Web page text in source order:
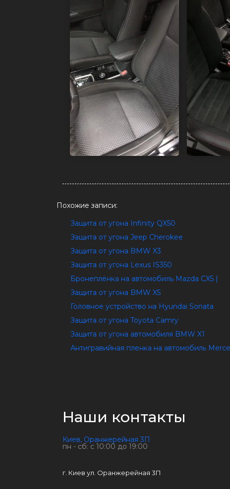
Похожие записи:
Защита от угона Infinity QX50
Защита от угона Jeep Cherokee
Защита от угона BMW X3
Защита от угона Lexus IS350
Бронеплёнка на автомобиль Mazda CX5 |
Защита от угона BMW X5
Головное устройство на Hyundai Sonata
Защита от угона Toyota Camry
Защита от угона автомобиля BMW X1
Антигравийная пленка на автомобиль
Наши контакты
Киев, Оранжерейная 3П
пн - сб: с 10:00 до 19:00
г. Киев ул. Оранжерейная 3П